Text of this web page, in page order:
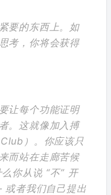
要的东西上。如
考，你将会获得
让每个功能证明
。这就像加入搏
）。你应该只
而站在走廊苦候
你从说 “不” 开
者我们自己提出